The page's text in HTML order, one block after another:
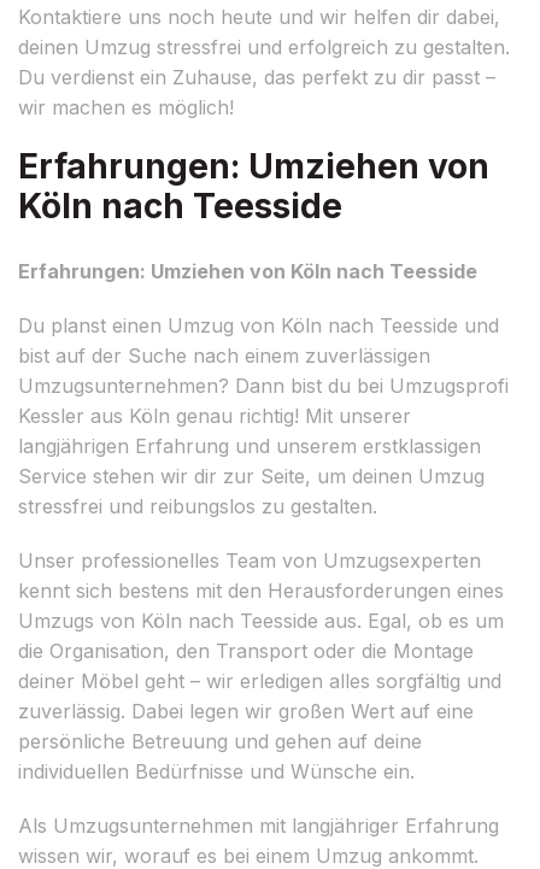
Kontaktiere uns noch heute und wir helfen dir dabei,
deinen Umzug stressfrei und erfolgreich zu gestalten.
Du verdienst ein Zuhause, das perfekt zu dir passt –
wir machen es möglich!
Erfahrungen: Umziehen von
Köln nach Teesside
Erfahrungen: Umziehen von Köln nach Teesside
Du planst einen Umzug von Köln nach Teesside und
bist auf der Suche nach einem zuverlässigen
Umzugsunternehmen? Dann bist du bei Umzugsprofi
Kessler aus Köln genau richtig! Mit unserer
langjährigen Erfahrung und unserem erstklassigen
Service stehen wir dir zur Seite, um deinen Umzug
stressfrei und reibungslos zu gestalten.
Unser professionelles Team von Umzugsexperten
kennt sich bestens mit den Herausforderungen eines
Umzugs von Köln nach Teesside aus. Egal, ob es um
die Organisation, den Transport oder die Montage
deiner Möbel geht – wir erledigen alles sorgfältig und
zuverlässig. Dabei legen wir großen Wert auf eine
persönliche Betreuung und gehen auf deine
individuellen Bedürfnisse und Wünsche ein.
Als Umzugsunternehmen mit langjähriger Erfahrung
wissen wir, worauf es bei einem Umzug ankommt.